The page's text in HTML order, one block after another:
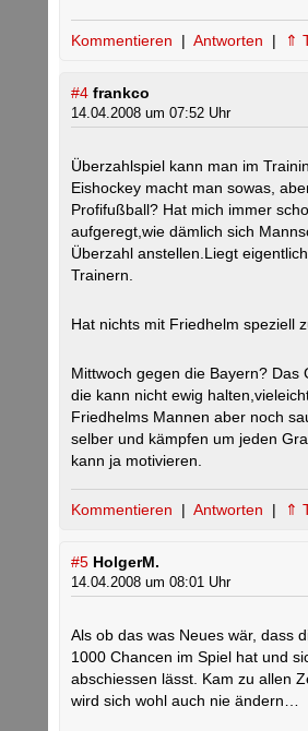
Kommentieren | Antworten | ⇑
#4 frankco
14.04.2008 um 07:52 Uhr
Überzahlspiel kann man im
Eishockey macht man sowas,
Profifußball? Hat mich immer
aufgeregt,wie dämlich sich
Überzahl anstellen.Liegt
Trainern.
Hat nichts mit Friedhelm speziell
Mittwoch gegen die Bayern? Das
die kann nicht ewig
Friedhelms Mannen aber noch
selber und kämpfen um jeden
kann ja motivieren.
Kommentieren | Antworten | ⇑
#5 HolgerM.
14.04.2008 um 08:01 Uhr
Als ob das was Neues wär, dass
1000 Chancen im Spiel hat und
abschiessen lässt. Kam zu allen
wird sich wohl auch nie ändern…